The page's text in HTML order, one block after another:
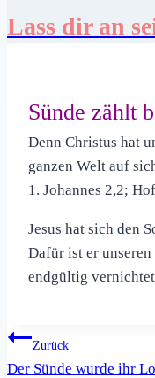
Lass dir an
Sünde zählt
Denn Christus hat
ganzen Welt auf
1. Johannes 2,2;
Jesus hat sich den
Dafür ist er
endgültig
Zurück
Der Sünde wurde ihr